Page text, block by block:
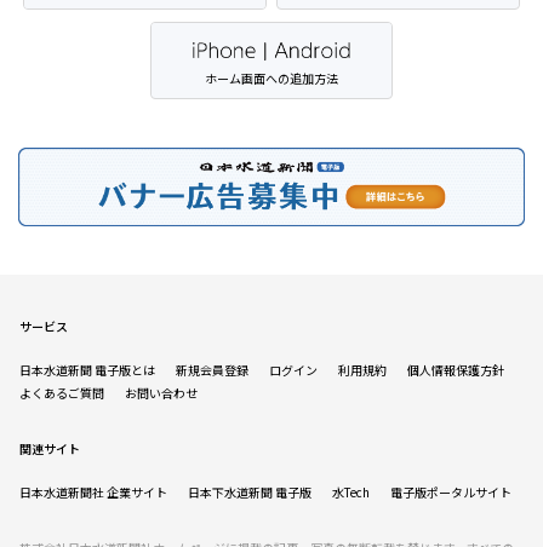
ホーム画面への追加方法
サービス
日本水道新聞 電子版とは 新規会員登録 ログイン 利用規約
個人情報保護方針
よくあるご質問
お問い合わせ
関連サイト
日本水道新聞社 企業サイト 日本下水道新聞 電子版 水Tech 電子版ポータルサイト